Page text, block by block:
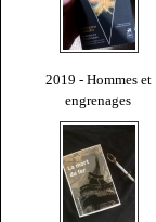
2019 - Hommes et
engrenages